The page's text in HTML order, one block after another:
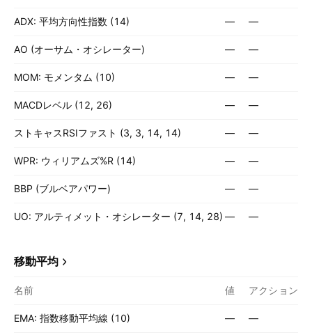
ADX: 平均方向性指数 (14) — —
AO (オーサム・オシレーター) — —
MOM: モメンタム (10) — —
MACDレベル (12, 26) — —
ストキャスRSIファスト (3, 3, 14, 14) — —
WPR: ウィリアムズ%R (14) — —
BBP (ブルベアパワー) — —
UO: アルティメット・オシレーター (7, 14, 28) — —
移動平均
名前 値 アクション
EMA: 指数移動平均線 (10) — —